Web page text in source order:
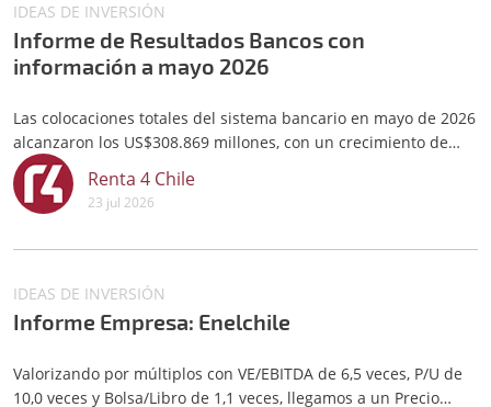
IDEAS DE INVERSIÓN
Informe de Resultados Bancos con
información a mayo 2026
Las colocaciones totales del sistema bancario en mayo de 2026
alcanzaron los US$308.869 millones, con un crecimiento de
3,5% interanual en pesos.
Renta 4 Chile
23 jul 2026
IDEAS DE INVERSIÓN
Informe Empresa: Enelchile
Valorizando por múltiplos con VE/EBITDA de 6,5 veces, P/U de
10,0 veces y Bolsa/Libro de 1,1 veces, llegamos a un Precio